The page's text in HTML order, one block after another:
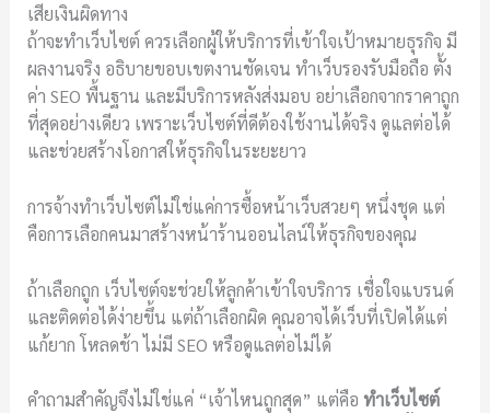
เสียเงินผิดทาง
ถ้าจะทำเว็บไซต์ ควรเลือกผู้ให้บริการที่เข้าใจเป้าหมายธุรกิจ มี
ผลงานจริง อธิบายขอบเขตงานชัดเจน ทำเว็บรองรับมือถือ ตั้ง
ค่า SEO พื้นฐาน และมีบริการหลังส่งมอบ อย่าเลือกจากราคาถูก
ที่สุดอย่างเดียว เพราะเว็บไซต์ที่ดีต้องใช้งานได้จริง ดูแลต่อได้
และช่วยสร้างโอกาสให้ธุรกิจในระยะยาว
การจ้างทำเว็บไซต์ไม่ใช่แค่การซื้อหน้าเว็บสวยๆ หนึ่งชุด แต่
คือการเลือกคนมาสร้างหน้าร้านออนไลน์ให้ธุรกิจของคุณ
ถ้าเลือกถูก เว็บไซต์จะช่วยให้ลูกค้าเข้าใจบริการ เชื่อใจแบรนด์
และติดต่อได้ง่ายขึ้น แต่ถ้าเลือกผิด คุณอาจได้เว็บที่เปิดได้แต่
แก้ยาก โหลดช้า ไม่มี SEO หรือดูแลต่อไม่ได้
คำถามสำคัญจึงไม่ใช่แค่ “เจ้าไหนถูกสุด” แต่คือ ทำเว็บไซต์